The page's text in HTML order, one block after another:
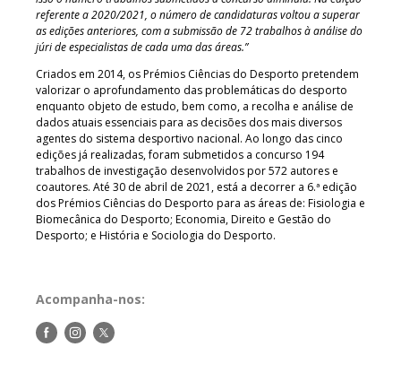
referente a 2020/2021, o número de candidaturas voltou a superar
as edições anteriores, com a submissão de 72 trabalhos à análise do
júri de especialistas de cada uma das áreas.”
Criados em 2014, os Prémios Ciências do Desporto pretendem
valorizar o aprofundamento das problemáticas do desporto
enquanto objeto de estudo, bem como, a recolha e análise de
dados atuais essenciais para as decisões dos mais diversos
agentes do sistema desportivo nacional. Ao longo das cinco
edições já realizadas, foram submetidos a concurso 194
trabalhos de investigação desenvolvidos por 572 autores e
coautores. Até 30 de abril de 2021, está a decorrer a 6.ª edição
dos Prémios Ciências do Desporto para as áreas de: Fisiologia e
Biomecânica do Desporto; Economia, Direito e Gestão do
Desporto; e História e Sociologia do Desporto.
Acompanha-nos:
Siga-Siga-Siga-